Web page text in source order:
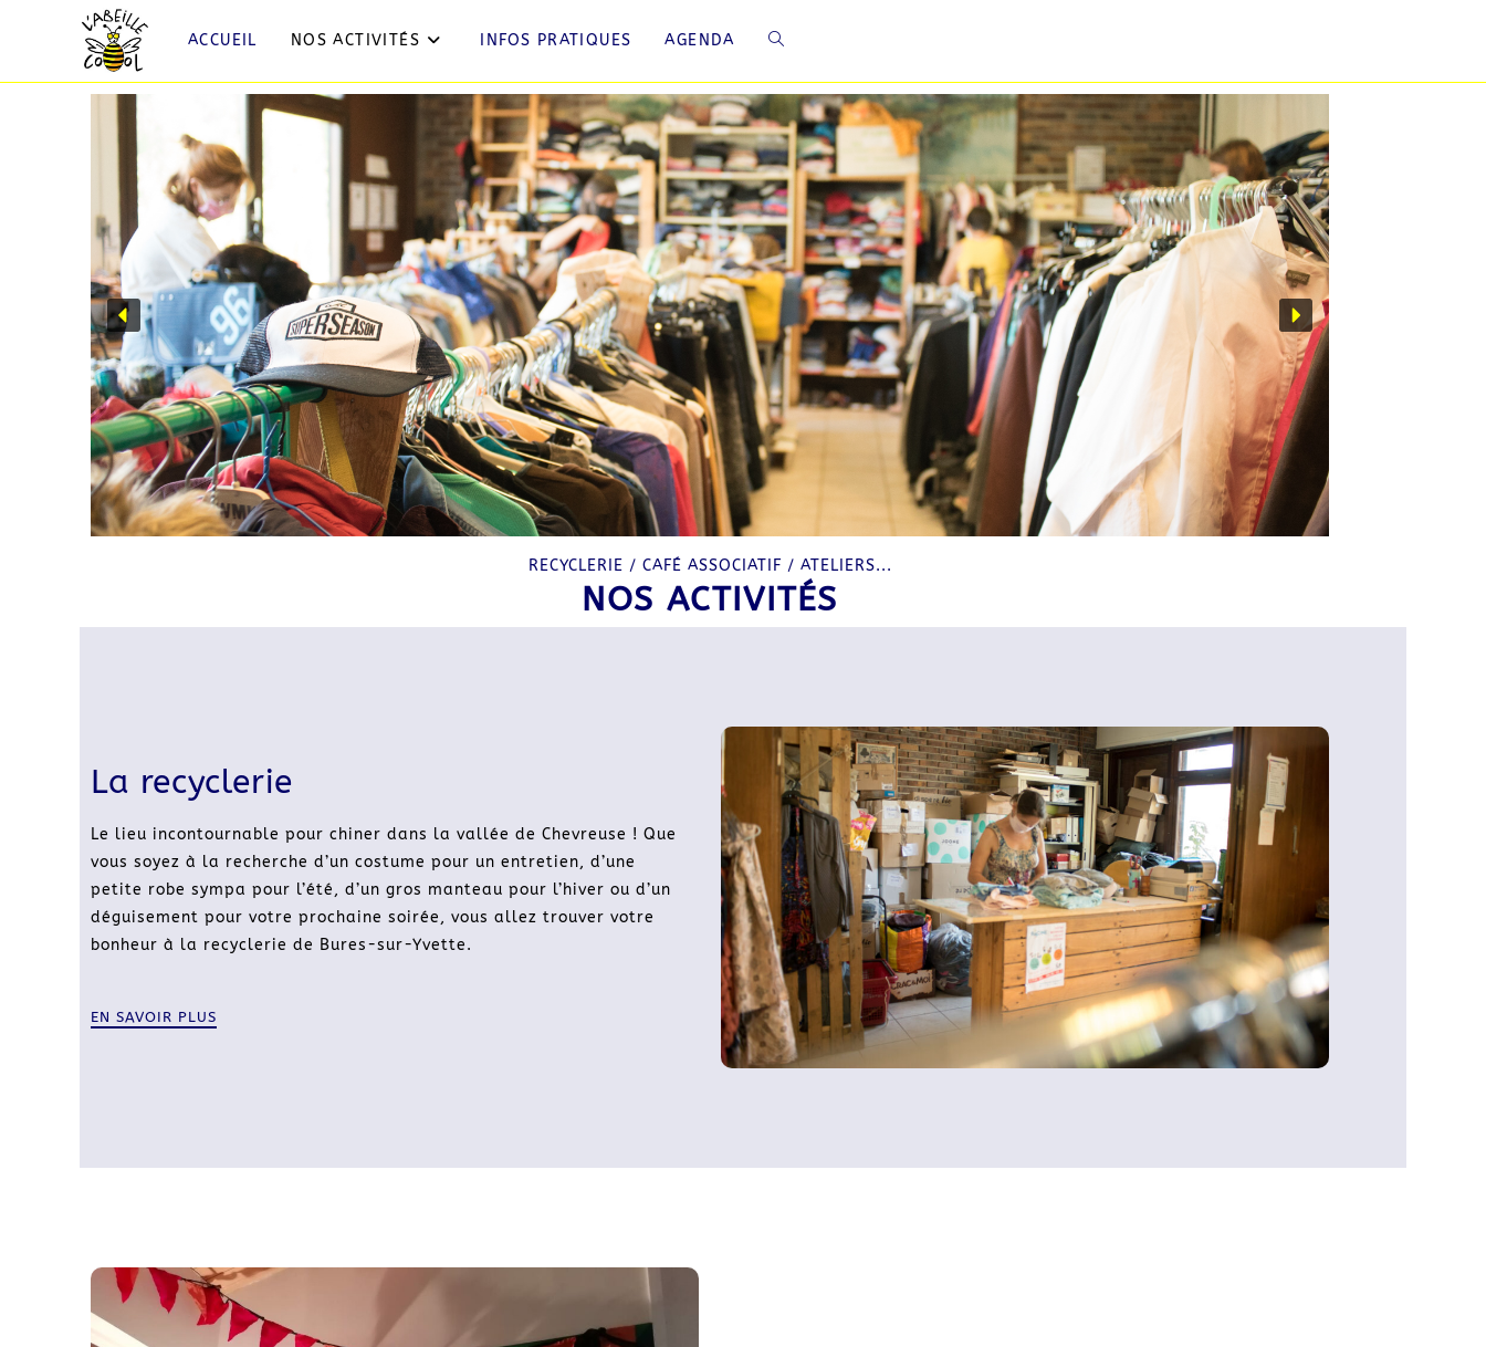
ACCUEIL NOS ACTIVITÉS INFOS PRATIQUES AGENDA
RECYCLERIE / CAFÉ ASSOCIATIF / ATELIERS...
NOS ACTIVITÉS
La recyclerie
Le lieu incontournable pour chiner dans la vallée de Chevreuse ! Que
vous soyez à la recherche d’un costume pour un entretien, d’une
petite robe sympa pour l’été, d’un gros manteau pour l’hiver ou d’un
déguisement pour votre prochaine soirée, vous allez trouver votre
bonheur à la recyclerie de Bures-sur-Yvette.
EN SAVOIR PLUS